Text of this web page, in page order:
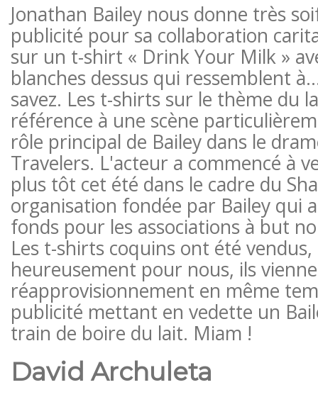
Jonathan Bailey nous donne très
publicité pour sa collaboration
sur un t-shirt « Drink Your Milk »
blanches dessus qui ressemblent
savez. Les t-shirts sur le thème du
référence à une scène
rôle principal de Bailey dans le
Travelers. L'acteur a commencé à
plus tôt cet été dans le cadre du
organisation fondée par Bailey qui
fonds pour les associations à but
Les t-shirts coquins ont été vendus,
heureusement pour nous, ils
réapprovisionnement en même
publicité mettant en vedette un
train de boire du lait. Miam !
David Archuleta